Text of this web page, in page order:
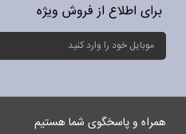
برای اطلاع از فروش ویژه
ثبت
برای
همراه و پاسخگوی شما هستیم